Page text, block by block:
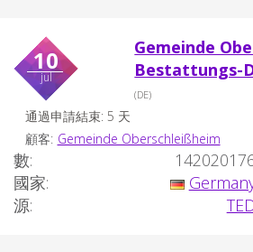
10
jul
Gemeinde
Bestattungs-
(DE)
通過申請結束: 5 天
顧客: Gemeinde Oberschleißheim
數:
國家:
源: